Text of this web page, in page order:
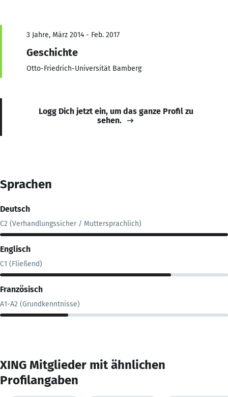
3 Jahre, März 2014 - Feb. 2017
Geschichte
Otto-Friedrich-Universität Bamberg
Logg Dich jetzt ein, um das ganze Profil zu
sehen.
Sprachen
Deutsch
C2 (Verhandlungssicher / Muttersprachlich)
Englisch
C1 (Fließend)
Französisch
A1-A2 (Grundkenntnisse)
XING Mitglieder mit ähnlichen
Profilangaben